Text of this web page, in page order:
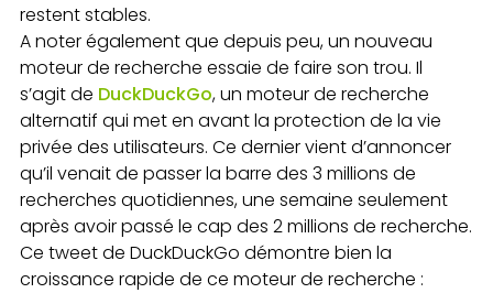
restent stables.
A noter également que depuis peu, un nouveau
moteur de recherche essaie de faire son trou. Il
s’agit de DuckDuckGo, un moteur de recherche
alternatif qui met en avant la protection de la vie
privée des utilisateurs. Ce dernier vient d’annoncer
qu’il venait de passer la barre des 3 millions de
recherches quotidiennes, une semaine seulement
après avoir passé le cap des 2 millions de recherche.
Ce tweet de DuckDuckGo démontre bien la
croissance rapide de ce moteur de recherche :